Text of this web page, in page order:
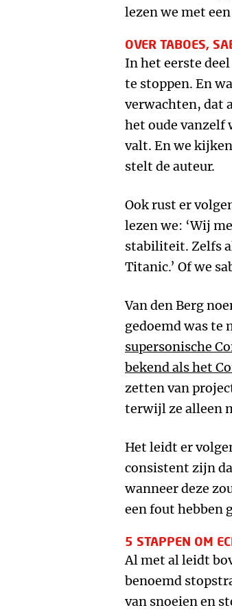
lezen we met
OVER TABOES,
In het eerste
te stoppen. En
verwachten, dat
het oude vanzelf
valt. En we
stelt de auteur.
Ook rust er
lezen we: ‘Wij
stabiliteit. Zelfs
Titanic.’ Of we
Van den Berg
gedoemd was te
supersonische
bekend als het
zetten van
terwijl ze alleen
Het leidt er
consistent zijn
wanneer deze
een fout hebben
5 STAPPEN OM
Al met al leidt
benoemd
van snoeien en